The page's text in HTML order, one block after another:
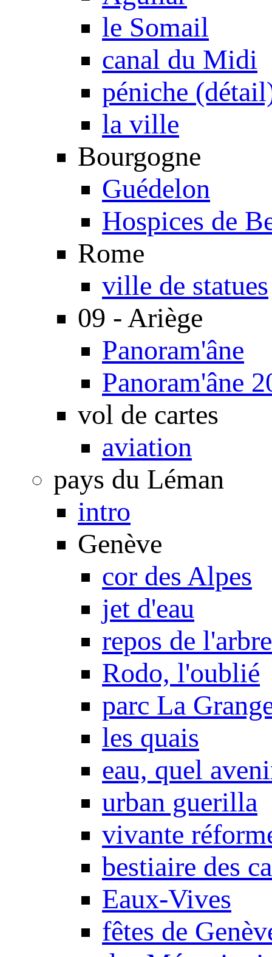
le Somail
canal du Midi
péniche
la ville
Bourgogne
Guédelon
Hospices de
Rome
ville de statues
09 - Ariège
Panoram'âne
Panoram'âne
vol de cartes
aviation
pays du Léman
intro
Genève
cor des Alpes
jet d'eau
repos de l'arbre
Rodo, l'oublié
parc La
les quais
eau, quel
urban guerilla
vivante
bestiaire des
Eaux-Vives
fêtes de